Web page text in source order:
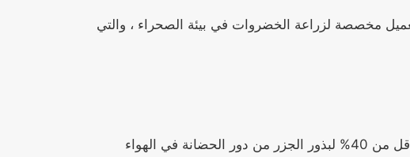
مخصصة لزراعة الخضروات في بيئة الصحراء ، والتي
المناخ المتطرف: تتجاوز درجات حرارة سطح الصيف 50 درجة مئوية ، مما يؤدي إلى معدل إنبات أقل من 40% لبذور الجزر من دور الحضانة في الهواء